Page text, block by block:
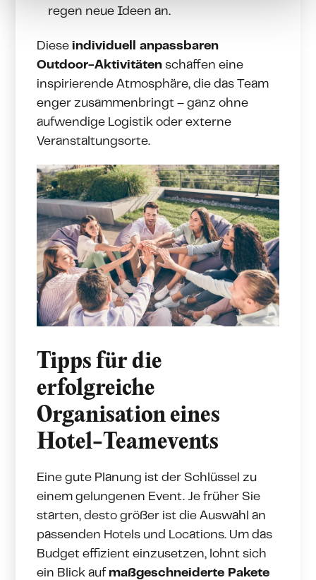
regen neue Ideen an.
Diese individuell anpassbaren
Outdoor-Aktivitäten schaffen eine
inspirierende Atmosphäre, die das Team
enger zusammenbringt – ganz ohne
aufwendige Logistik oder externe
Veranstaltungsorte.
Tipps für die
erfolgreiche
Organisation eines
Hotel-Teamevents
Eine gute Planung ist der Schlüssel zu
einem gelungenen Event. Je früher Sie
starten, desto größer ist die Auswahl an
passenden Hotels und Locations. Um das
Budget effizient einzusetzen, lohnt sich
ein Blick auf maßgeschneiderte Pakete